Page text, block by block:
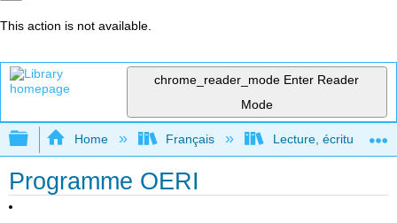
This action is not available.
chrome_reader_mode Enter Reader
Mode
Expand/collapse global hierarchy
Home Français Lecture, écriture,
Programme OERI